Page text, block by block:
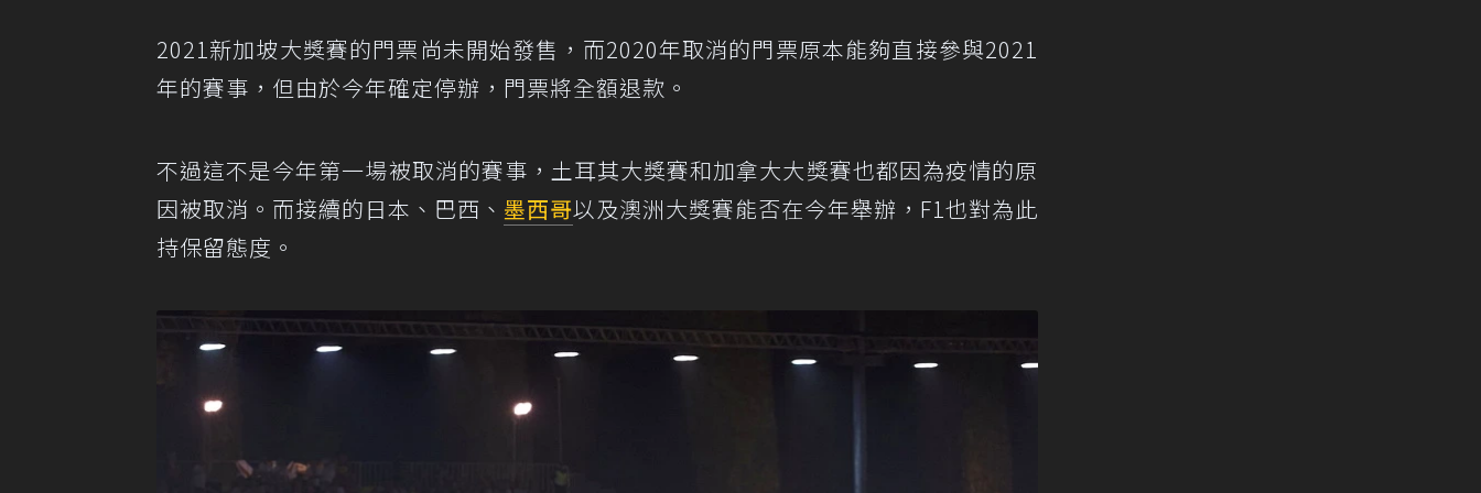
2021新加坡大獎賽的門票尚未開始發售，而2020年取消的門票原本能夠直接參與2021
年的賽事，但由於今年確定停辦，門票將全額退款。
不過這不是今年第一場被取消的賽事，土耳其大獎賽和加拿大大獎賽也都因為疫情的原
因被取消。而接續的日本、巴西、 墨西哥以及澳洲大獎賽能否在今年舉辦，F1也對為此
持保留態度。